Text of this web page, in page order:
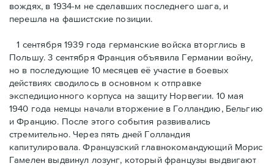
вождях, в 1934-м не сделавших последнего шага, и
перешла на фашистские позиции.
1 сентября 1939 года германские войска вторглись в
Польшу. 3 сентября Франция объявила Германии войну,
но в последующие 10 месяцев её участие в боевых
действиях сводилось в основном к отправке
экспедиционного корпуса на защиту Норвегии. 10 мая
1940 года немцы начали вторжение в Голландию, Бельгию
и Францию. После этого события развивались
стремительно. Через пять дней Голландия
капитулировала. Французский главнокомандующий Морис
Гамелен выдвинул лозунг, который французы выдвигают